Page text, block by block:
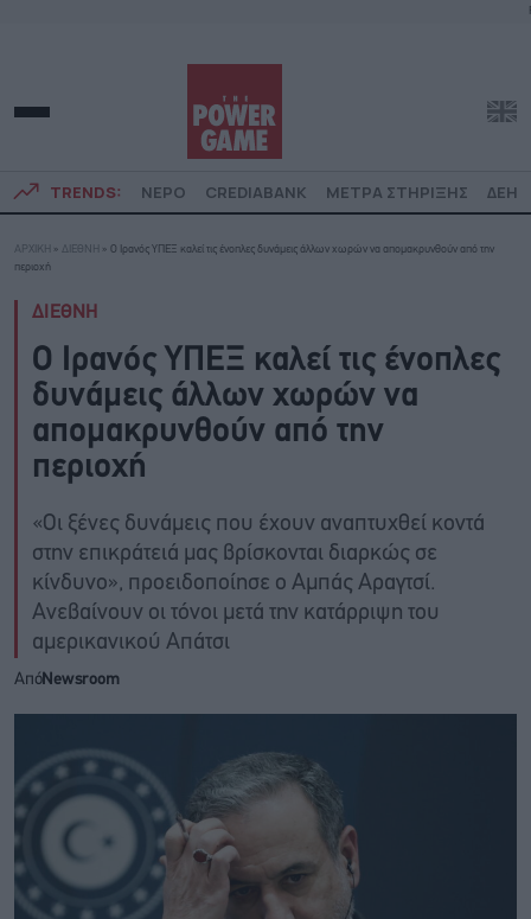
TRENDS: ΝΕΡΟ CREDIABANK ΜΕΤΡΑ ΣΤΗΡΙΞΗΣ ΔΕΗ
ΑΡΧΙΚΗ » ΔΙΕΘΝΗ » Ο Ιρανός ΥΠΕΞ καλεί τις ένοπλες δυνάμεις άλλων χωρών να απομακρυνθούν από την
περιοχή
ΔΙΕΘΝΗ
Ο Ιρανός ΥΠΕΞ καλεί τις ένοπλες
δυνάμεις άλλων χωρών να
απομακρυνθούν από την
περιοχή
«Οι ξένες δυνάμεις που έχουν αναπτυχθεί κοντά
στην επικράτειά μας βρίσκονται διαρκώς σε
κίνδυνο», προειδοποίησε ο Αμπάς Αραγτσί.
Ανεβαίνουν οι τόνοι μετά την κατάρριψη του
αμερικανικού Απάτσι
ΑπόNewsroom